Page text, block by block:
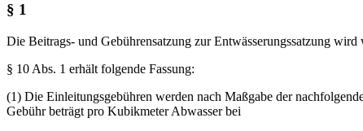
§ 1
Die Beitrags- und Gebührensatzung zur Entwässerungssatzung wird
§ 10 Abs. 1 erhält folgende Fassung:
(1) Die Einleitungsgebühren werden nach Maßgabe der
Gebühr beträgt pro Kubikmeter Abwasser bei